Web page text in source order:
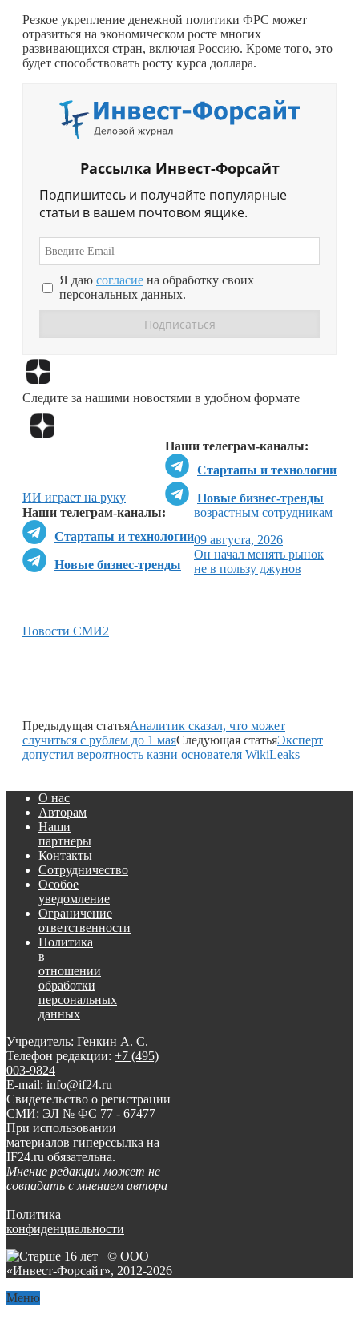
Резкое укрепление денежной политики ФРС может
отразиться на экономическом росте многих
развивающихся стран, включая Россию. Кроме того, это
будет способствовать росту курса доллара.
Рассылка Инвест-Форсайт
Подпишитесь и получайте популярные
статьи в вашем почтовом ящике.
Я даю согласие на обработку своих
персональных данных.
Следите за нашими новостями в удобном формате
Наши телеграм-каналы:
Стартапы и технологии
Новые бизнес-тренды
Наши телеграм-каналы:
Стартапы и технологии
Новые бизнес-тренды
ИИ играет на руку
возрастным сотрудникам
09 августа, 2026
Он начал менять рынок
не в пользу джунов
Новости СМИ2
Предыдущая статьяАналитик сказал, что может
случиться с рублем до 1 маяСледующая статьяЭксперт
допустил вероятность казни основателя WikiLeaks
О нас
Авторам
Наши
партнеры
Контакты
Сотрудничество
Особое
уведомление
Ограничение
ответственности
Политика
в
отношении
обработки
персональных
данных
Учредитель: Генкин А. С.
Телефон редакции: +7 (495)
003-9824
E-mail: info@if24.ru
Свидетельство о регистрации
СМИ: ЭЛ № ФС 77 - 67477
При использовании
материалов гиперссылка на
IF24.ru обязательна.
Мнение редакции может не
совпадать с мнением автора
Политика
конфиденциальности
© ООО
«Инвест-Форсайт», 2012-2026
Меню